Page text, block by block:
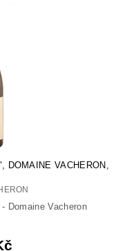
DOMAINE VACHERON,
Domaine Vacheron